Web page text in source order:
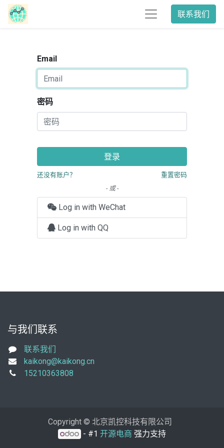
联系我们
Email
密码
登录
还没有账户？
重置密码
- 或 -
Log in with WeChat
Log in with QQ
与我们联系
联系我们
kaikong@kaikong.cn
15210363808
Copyright © 北京凯控科技有限公司
- #1开源电商 强力支持